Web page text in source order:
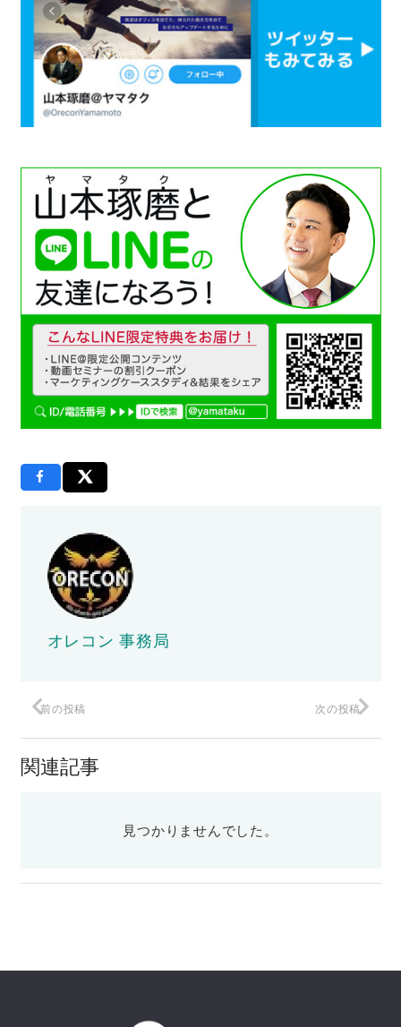
オレコン 事務局
前の投稿 次の投稿
関連記事
見つかりませんでした。